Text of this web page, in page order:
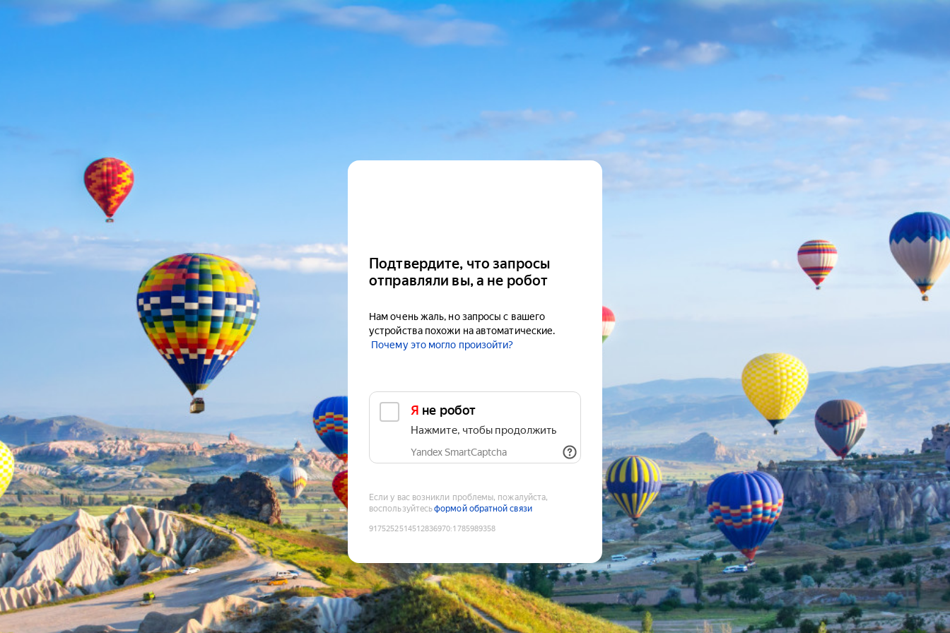
Подтвердите, что запросы
отправляли вы, а не робот
Нам очень жаль, но запросы с вашего
устройства похожи на автоматические.
Почему это могло произойти?
Я не робот
Нажмите, чтобы продолжить
Yandex SmartCaptcha
Если у вас возникли проблемы, пожалуйста,
воспользуйтесьформой обратной связи
9175252514512836970:1785989358